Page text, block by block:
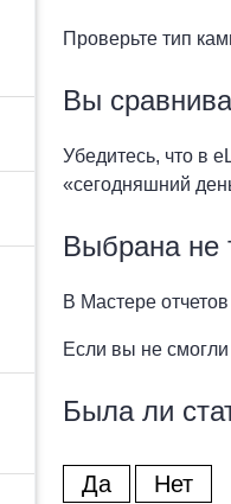
Проверьте тип
Вы
Убедитесь, что в
«сегодняшний
Выбрана не
В Мастере
Если вы не
Была ли
Да Нет